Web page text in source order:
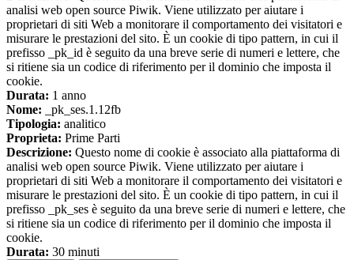
analisi web open source Piwik. Viene utilizzato per aiutare i
proprietari di siti Web a monitorare il comportamento dei visitatori e
misurare le prestazioni del sito. È un cookie di tipo pattern, in cui il
prefisso _pk_id è seguito da una breve serie di numeri e lettere, che
si ritiene sia un codice di riferimento per il dominio che imposta il
cookie.
Durata: 1 anno
Nome: _pk_ses.1.12fb
Tipologia: analitico
Proprieta: Prime Parti
Descrizione: Questo nome di cookie è associato alla piattaforma di
analisi web open source Piwik. Viene utilizzato per aiutare i
proprietari di siti Web a monitorare il comportamento dei visitatori e
misurare le prestazioni del sito. È un cookie di tipo pattern, in cui il
prefisso _pk_ses è seguito da una breve serie di numeri e lettere, che
si ritiene sia un codice di riferimento per il dominio che imposta il
cookie.
Durata: 30 minuti